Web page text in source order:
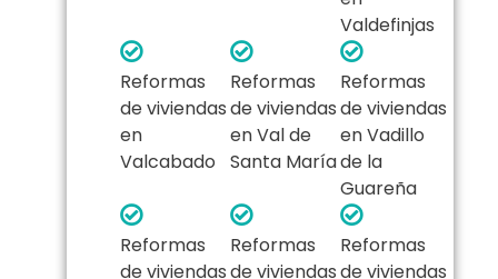
Valdefinjas
Reformas
de viviendas
en
Valcabado
Reformas
de viviendas
en Val de
Santa María
Reformas
de viviendas
en Vadillo
de la
Guareña
Reformas
de viviendas
Reformas
de viviendas
Reformas
de viviendas